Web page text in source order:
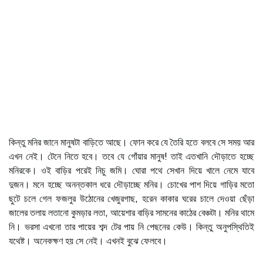
কিন্তু মনির জানে মানুষটা বাড়িতে আছে। ফোন করে যে তৈরি হতে বলবে সে সময় আর
এখন নেই। টেনে নিতে হবে। তবে যে গোঁয়ার মানুষ! তাই এতখানি দৌড়াতে হচ্ছে
মনিরকে। ওই বাড়ির পরেই নিচু জমি। ঘোরা পথে সেখান দিয়ে খালে নেমে যাবে
দুজন। মনে হচ্ছে অনন্তকাল ধরে দৌড়াচ্ছে মনির। চোখের পাশ দিয়ে গাড়ির মতো
ছুটে চলে গেল ফজলুর উঠোনের খেজুরগাছ, হরেন কাকার ঘরের চালে দেওয়া ছেঁড়া
জালের তলায় লতানো কুমড়ার লতা, আয়েশার বাড়ির সামনের কাঠের বেঞ্চটা। মনির থামে
নি। ভরসা এখনো তার পায়ের শব্দ টের পায় নি পেছনের কেউ। কিন্তু অনুপস্থিতিই
যথেষ্ট। অনেকক্ষণ হয় সে নেই। এখনই বুঝে ফেলবে।